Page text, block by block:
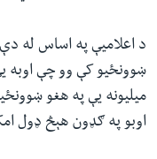
میلیونه یې په هغو
اوبو په ګډون هېڅ ډول